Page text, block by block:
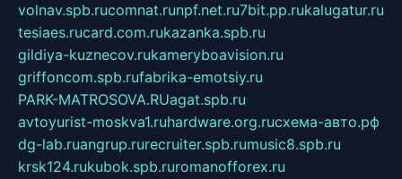
volnav.spb.rucomnat.runpf.net.ru7bit.pp.rukalugatur.ru
tesiaes.rucard.com.rukazanka.spb.ru
gildiya-kuznecov.rukameryboavision.ru
griffoncom.spb.rufabrika-emotsiy.ru
PARK-MATROSOVA.RUagat.spb.ru
avtoyurist-moskva1.ruhardware.org.ruсхема-авто.рф
dg-lab.ruangrup.rurecruiter.spb.rumusic8.spb.ru
krsk124.rukubok.spb.ruromanofforex.ru